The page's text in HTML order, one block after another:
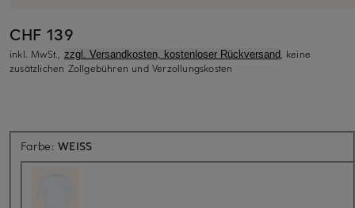
CHF 139
inkl. MwSt., zzgl. Versandkosten, kostenloser Rückversand, keine
zusätzlichen Zollgebühren und Verzollungskosten
Farbe:WEISS